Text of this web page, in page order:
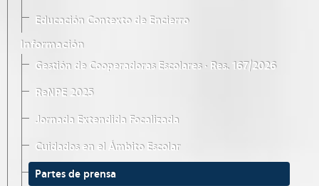
Educación Contexto de Encierro
Información
Gestión de Cooperadoras Escolares · Res. 167/2026
ReNPE 2025
Jornada Extendida Focalizada
Cuidados en el Ámbito Escolar
Partes de prensa